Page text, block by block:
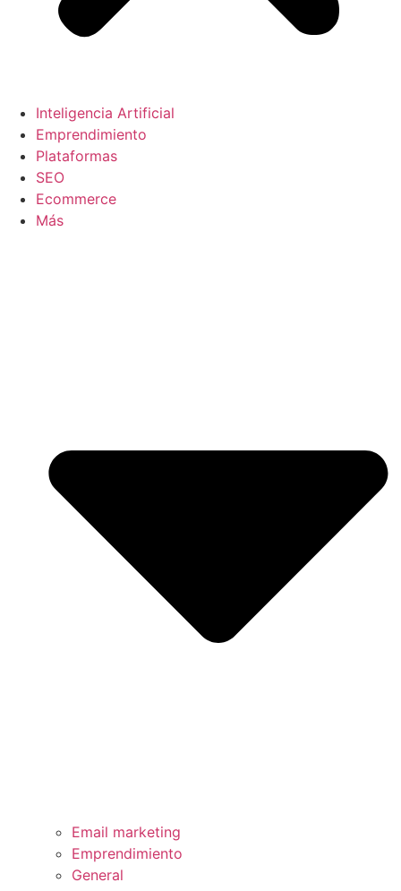
Inteligencia Artificial
Emprendimiento
Plataformas
SEO
Ecommerce
Más
Email marketing
Emprendimiento
General